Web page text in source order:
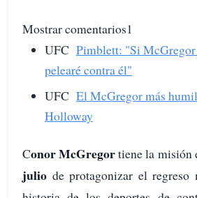
Mostrar comentarios1
UFC Pimblett: "Si McGregor
pelearé contra él"
UFC El McGregor más
Holloway
Conor McGregortiene la misión
julio de protagonizar el regreso